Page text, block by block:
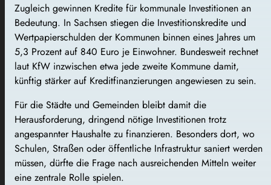
Zugleich gewinnen Kredite für kommunale Investitionen an
Bedeutung. In Sachsen stiegen die Investitionskredite und
Wertpapierschulden der Kommunen binnen eines Jahres um
5,3 Prozent auf 840 Euro je Einwohner. Bundesweit rechnet
laut KfW inzwischen etwa jede zweite Kommune damit,
künftig stärker auf Kreditfinanzierungen angewiesen zu sein.
Für die Städte und Gemeinden bleibt damit die
Herausforderung, dringend nötige Investitionen trotz
angespannter Haushalte zu finanzieren. Besonders dort, wo
Schulen, Straßen oder öffentliche Infrastruktur saniert werden
müssen, dürfte die Frage nach ausreichenden Mitteln weiter
eine zentrale Rolle spielen.